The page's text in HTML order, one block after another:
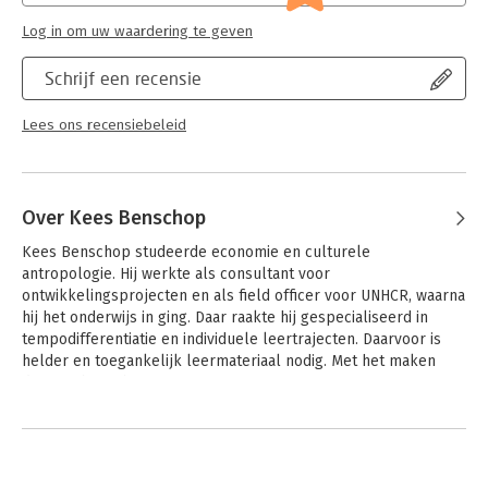
Schrijf een recensie
Lees ons recensiebeleid
Log in om uw waardering te geven
Over Kees Benschop
Kees Benschop studeerde economie en culturele
antropologie. Hij werkte als consultant voor
ontwikkelingsprojecten en als field officer voor UNHCR, waarna
hij het onderwijs in ging. Daar raakte hij gespecialiseerd in
tempodifferentiatie en individuele leertrajecten. Daarvoor is
helder en toegankelijk leermateriaal nodig. Met het maken
Marketing is één van zijn interessegebieden. In de gangbare
Andere boeken door Kees Benschop